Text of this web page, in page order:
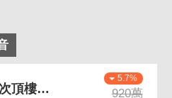
5.7%
920萬
安平學區旁雙面採光次頂樓三房平面車位